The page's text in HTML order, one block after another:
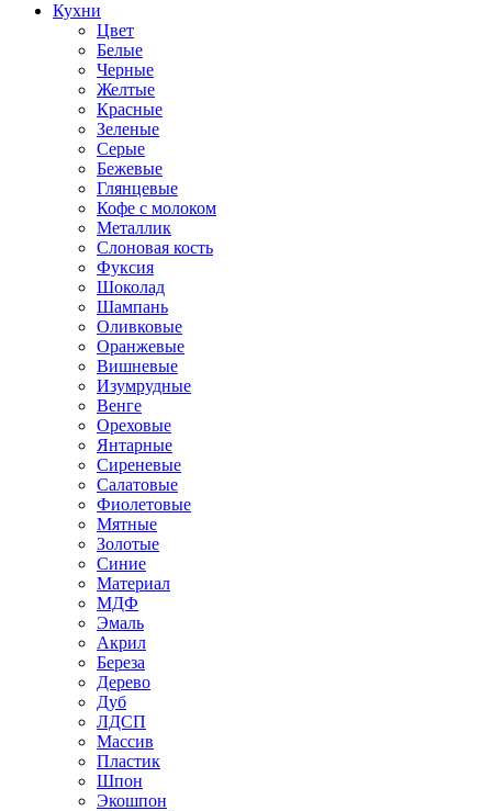
Кухни
Цвет
Белые
Черные
Желтые
Красные
Зеленые
Серые
Бежевые
Глянцевые
Кофе с молоком
Металлик
Слоновая кость
Фуксия
Шоколад
Шампань
Оливковые
Оранжевые
Вишневые
Изумрудные
Венге
Ореховые
Янтарные
Сиреневые
Салатовые
Фиолетовые
Мятные
Золотые
Синие
Материал
МДФ
Эмаль
Акрил
Береза
Дерево
Дуб
ЛДСП
Массив
Пластик
Шпон
Экошпон